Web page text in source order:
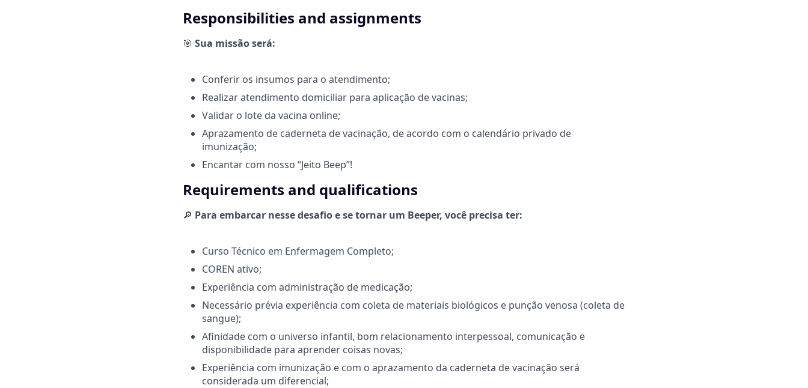
Responsibilities and assignments
🎯 Sua missão será:
Conferir os insumos para o atendimento;
Realizar atendimento domiciliar para aplicação de vacinas;
Validar o lote da vacina online;
Aprazamento de caderneta de vacinação, de acordo com o calendário privado de
imunização;
Encantar com nosso “Jeito Beep”!
Requirements and qualifications
🔎 Para embarcar nesse desafio e se tornar um Beeper, você precisa ter:
Curso Técnico em Enfermagem Completo;
COREN ativo;
Experiência com administração de medicação;
Necessário prévia experiência com coleta de materiais biológicos e punção venosa (coleta de
sangue);
Afinidade com o universo infantil, bom relacionamento interpessoal, comunicação e
disponibilidade para aprender coisas novas;
Experiência com imunização e com o aprazamento da caderneta de vacinação será
considerada um diferencial;